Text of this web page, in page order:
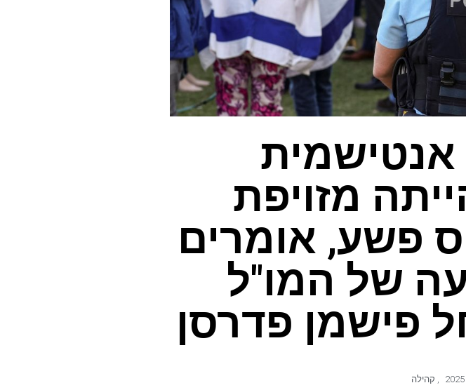
אנטישמית
מזויפת
פשע, אומרים
של המו"ל
פישמן פדרסן
, קהילה